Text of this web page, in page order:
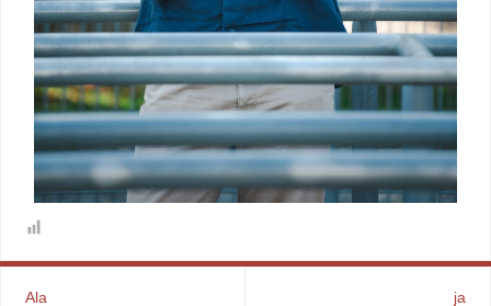
Ala ja